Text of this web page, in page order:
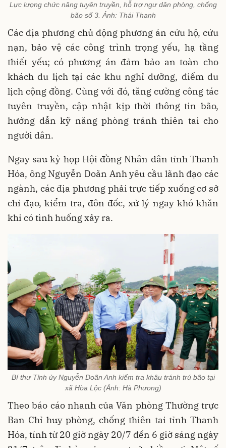
Lực lượng chức năng tuyên truyền, hỗ trợ ngư dân phòng, chống
bão số 3. Ảnh: Thái Thanh
Các địa phương chủ động phương án cứu hộ, cứu
nạn, bảo vệ các công trình trọng yếu, hạ tầng
thiết yếu; có phương án đảm bảo an toàn cho
khách du lịch tại các khu nghỉ dưỡng, điểm du
lịch cộng đồng. Cùng với đó, tăng cường công tác
tuyên truyền, cập nhật kịp thời thông tin bão,
hướng dẫn kỹ năng phòng tránh thiên tai cho
người dân.
Ngay sau kỳ họp Hội đồng Nhân dân tỉnh Thanh
Hóa, ông Nguyễn Doãn Anh yêu cầu lãnh đạo các
ngành, các địa phương phải trực tiếp xuống cơ sở
chỉ đạo, kiểm tra, đôn đốc, xử lý ngay khó khăn
khi có tình huống xảy ra.
Bí thư Tỉnh ủy Nguyễn Doãn Anh kiểm tra khâu tránh trú bão tại
xã Hòa Lộc (Ảnh: Hà Phương)
Theo báo cáo nhanh của Văn phòng Thường trực
Ban Chỉ huy phòng, chống thiên tai tỉnh Thanh
Hóa, tính từ 20 giờ ngày 20/7 đến 6 giờ sáng ngày